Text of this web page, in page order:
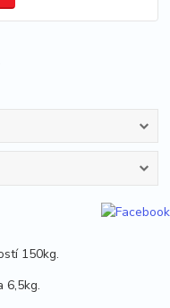
150kg.
6,5kg.